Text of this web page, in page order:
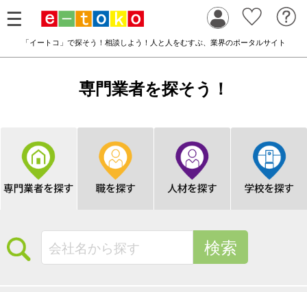
「イートコ」で探そう！相談しよう！人と人をむすぶ、業界のポータルサイト
専門業者を探そう！
検索